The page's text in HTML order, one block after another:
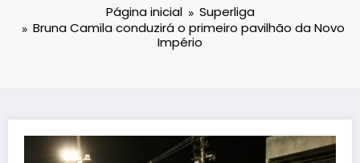
Página inicial
Superliga
Bruna Camila conduzirá o primeiro pavilhão da Novo
Império